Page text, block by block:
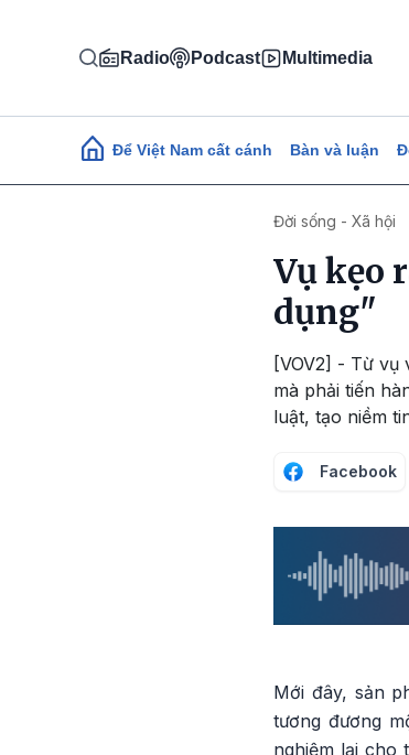
Radio Podcast Multimedia
Main navigation
Để Việt Nam cất cánh Bàn và luận
Đời sống - Xã hội
Vụ kẹo
dụng"
[VOV2] - Từ
mà phải tiến
luật, tạo niềm
Facebook
Mới đây, sản
tương đương
nghiệm lại cho